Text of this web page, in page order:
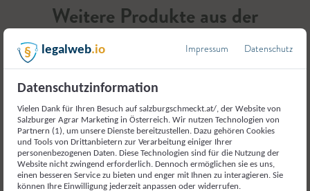
Weitere Produkte aus der
Kategorie
Gemüse und Gemüseerzeugnisse
legalweb.io Impressum Datenschutz
Datenschutzinformation
Vielen Dank für Ihren Besuch auf salzburgschmeckt.at/, der Website von
Salzburger Agrar Marketing in Österreich. Wir nutzen Technologien von
Partnern (1), um unsere Dienste bereitzustellen. Dazu gehören Cookies
und Tools von Drittanbietern zur Verarbeitung einiger Ihrer
personenbezogenen Daten. Diese Technologien sind für die Nutzung der
Website nicht zwingend erforderlich. Dennoch ermöglichen sie es uns,
einen besseren Service zu bieten und enger mit Ihnen zu interagieren. Sie
können Ihre Einwilligung jederzeit anpassen oder widerrufen.